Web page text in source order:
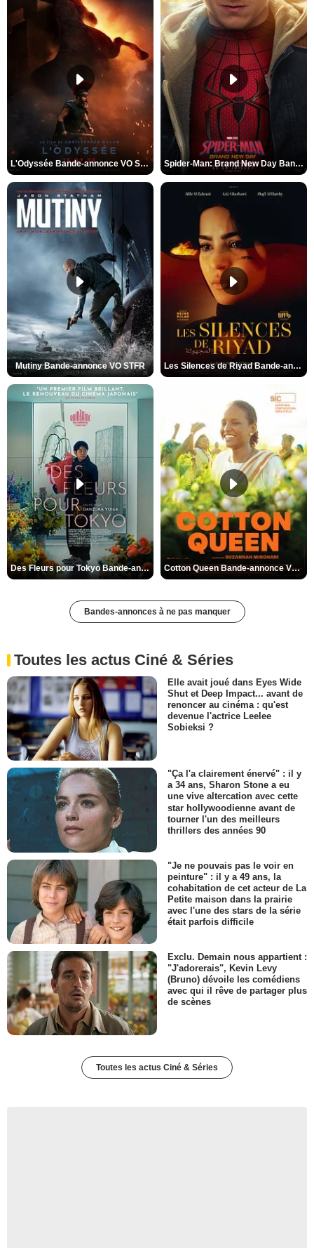
L'Odyssée Bande-annonce VO STFR Spider-Man: Brand New Day Bande-annonce VO STFR
Mutiny Bande-annonce VO STFR Les Silences de Riyad Bande-annonce VO STFR
Des Fleurs pour Tokyo Bande-annonce VO STFR Cotton Queen Bande-annonce VO STFR
Bandes-annonces à ne pas manquer
Toutes les actus Ciné & Séries
Elle avait joué dans Eyes Wide
Shut et Deep Impact... avant de
renoncer au cinéma : qu'est
devenue l'actrice Leelee
Sobieksi ?
"Ça l'a clairement énervé" : il y
a 34 ans, Sharon Stone a eu
une vive altercation avec cette
star hollywoodienne avant de
tourner l'un des meilleurs
thrillers des années 90
"Je ne pouvais pas le voir en
peinture" : il y a 49 ans, la
cohabitation de cet acteur de La
Petite maison dans la prairie
avec l'une des stars de la série
était parfois difficile
Exclu. Demain nous appartient :
"J'adorerais", Kevin Levy
(Bruno) dévoile les comédiens
avec qui il rêve de partager plus
de scènes
Toutes les actus Ciné & Séries